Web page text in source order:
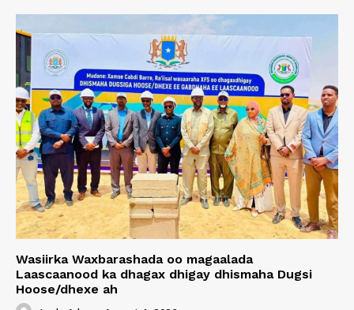
Wasiirka Waxbarashada oo magaalada
Laascaanood ka dhagax dhigay dhismaha Dugsi
Hoose/dhexe ah